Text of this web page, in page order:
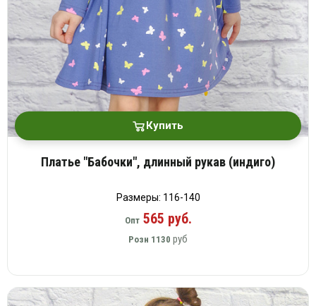
Купить
Платье "Бабочки", длинный рукав (индиго)
Размеры: 116-140
Опт565 руб.
Розн 1130 руб